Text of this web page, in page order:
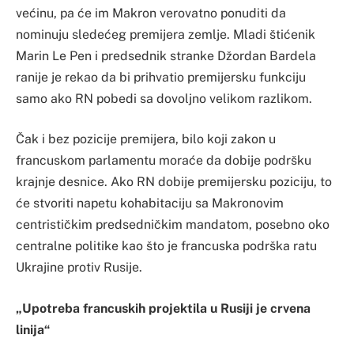
većinu, pa će im Makron verovatno ponuditi da
nominuju sledećeg premijera zemlje. Mladi štićenik
Marin Le Pen i predsednik stranke Džordan Bardela
ranije je rekao da bi prihvatio premijersku funkciju
samo ako RN pobedi sa dovoljno velikom razlikom.
Čak i bez pozicije premijera, bilo koji zakon u
francuskom parlamentu moraće da dobije podršku
krajnje desnice. Ako RN dobije premijersku poziciju, to
će stvoriti napetu kohabitaciju sa Makronovim
centrističkim predsedničkim mandatom, posebno oko
centralne politike kao što je francuska podrška ratu
Ukrajine protiv Rusije.
„Upotreba francuskih projektila u Rusiji je crvena
linija“